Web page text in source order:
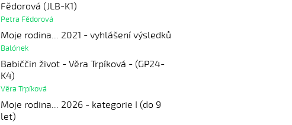
Fědorová (JLB-K1)
Petra Fědorová
Moje rodina... 2021 - vyhlášení výsledků
Balónek
Babiččin život - Věra Trpíková - (GP24-
K4)
Věra Trpíková
Moje rodina... 2026 - kategorie I (do 9
let)